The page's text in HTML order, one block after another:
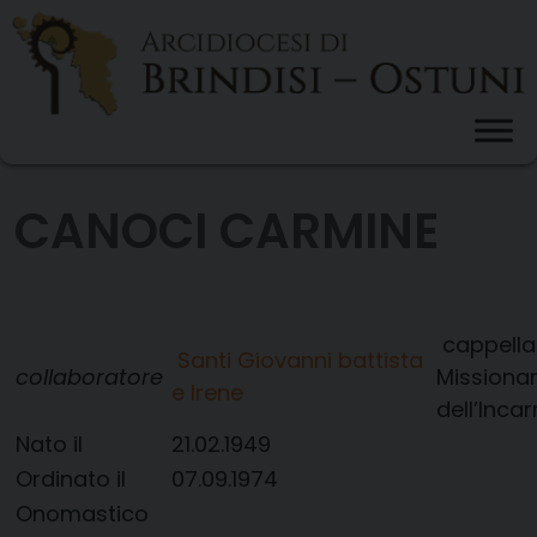
Skip
content
collaboratore
Santi Giovanni battista
e Irene
Nato il
21.02.1949
Ordinato il
07.09.1974
Onomastico